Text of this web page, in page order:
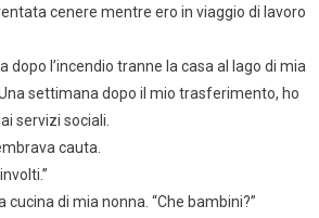
cenere mentre ero in viaggio di lavoro
dopo l’incendio tranne la casa al lago di mia
settimana dopo il mio trasferimento, ho
servizi sociali.
cauta.
cucina di mia nonna. “Che bambini?”